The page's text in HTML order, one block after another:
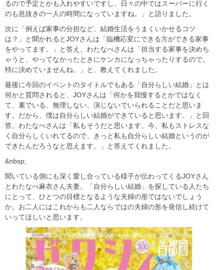
るので予定とかも入れやすいですし、日々の中ではスーパーに行く
のも息抜きの一人の時間になっていますね。」と語りました。
次に「例えば家事の分担など、結婚生活をうまくいかせるコツ
は？」と聞かれるとJOYさんは「臨機応変にできる方ができる家事
をやってます。」と答え、わたなべさんは「担当する家事を決めち
ゃうと、やってなかったときにケンカになっちゃったりするので。
特に決めていませんね。」と、教えてくれました。
最後に今回のイベントのタイトルでもある「自分らしい結婚」とは
何かと質問されると、JOYさんは「何かを我慢するとかではなく
て、素でいる、無理しない、演じないでいられることだと思いま
す。だから、僕は自分らしい結婚ができていると思います。」と回
答。わたなべさんは「私もそうだと思います。今、私もストレスな
く自分らしくいれてるので、きっと私も自分らしい結婚というのが
できたんだろうなと思えます。」と答えてくれました。
&nbsp;
聞いている側にも深く愛し合っている様子が伝わってくるJOYさん
とわたなべ麻衣さん夫妻。「自分らしい結婚」を探している人たち
にとって、ひとつの目標となるような夫婦の形ではないでしょう
か。お二人にはこれからも二人ならではの夫婦の形を発信し続けて
いってほしいと思います。